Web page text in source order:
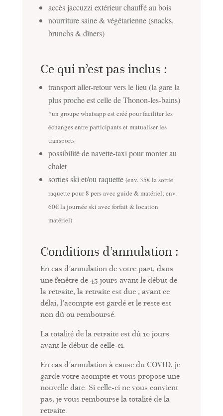
accès jaccuzzi extérieur chauffé au bois
nourriture saine & végétarienne (snacks,
brunchs & dîners)
Ce qui n’est pas inclus :
transport aller-retour vers le lieu (la gare la
plus proche est celle de Thonon-les-bains)
*un groupe whatsapp est créé pour faciliter les
échanges entre participants et mutualiser les
transports
possibilité de navette-taxi pour monter au
chalet
sorties ski et/ou raquette (env. 35€ la sortie
raquette pour 8 pers avec guide & matériel; env.
60€ la journée ski avec forfait & location
matériel)
Conditions d’annulation :
En cas d’annulation de votre part, dans
une fenêtre de 45 jours avant le début de
la retraite, la retraite est due ; avant ce
délai, l’acompte est gardé et le reste est
non dû ou remboursé.
La totalité de la retraite est dû 10 jours
avant le début de celle-ci.
En cas d’annulation à cause du COVID, je
garde votre acompte et vous propose une
nouvelle date. Si celle-ci ne vous convient
pas, je vous rembourse la totalité de la
retraite.